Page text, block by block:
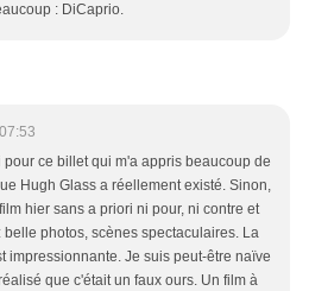
: DiCaprio.
pour ce billet qui m'a appris beaucoup de
Hugh Glass a réellement existé. Sinon,
hier sans a priori ni pour, ni contre et
photos, scènes spectaculaires. La
impressionnante. Je suis peut-être naïve
que c'était un faux ours. Un film à